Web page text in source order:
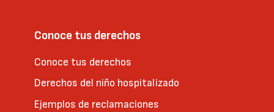
Conoce tus derechos
Conoce tus derechos
Derechos del niño hospitalizado
Ejemplos de reclamaciones